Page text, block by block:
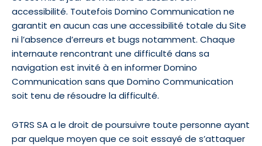
accessibilité. Toutefois Domino Communication ne
garantit en aucun cas une accessibilité totale du Site
ni l’absence d’erreurs et bugs notamment. Chaque
internaute rencontrant une difficulté dans sa
navigation est invité à en informer Domino
Communication sans que Domino Communication
soit tenu de résoudre la difficulté.
GTRS SA a le droit de poursuivre toute personne ayant
par quelque moyen que ce soit essayé de s’attaquer